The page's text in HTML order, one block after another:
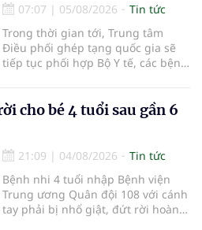
07:07 | 05/08/2026
Tin tức
Trong thời gian tới, Trung tâm
Điều phối ghép tạng quốc gia sẽ
tiếp tục phối hợp Bộ Y tế, các bệnh
cường truyền thông, hoàn thiện
quy trình chuyên môn và hệ thống
hiến và ghép mô tạng.
cho bé 4 tuổi sau gần 6
21:09 | 04/08/2026
Tin tức
Bệnh nhi 4 tuổi nhập Bệnh viện
Trung ương Quân đội 108 với cánh
tay phải bị nhổ giật, đứt rời hoàn